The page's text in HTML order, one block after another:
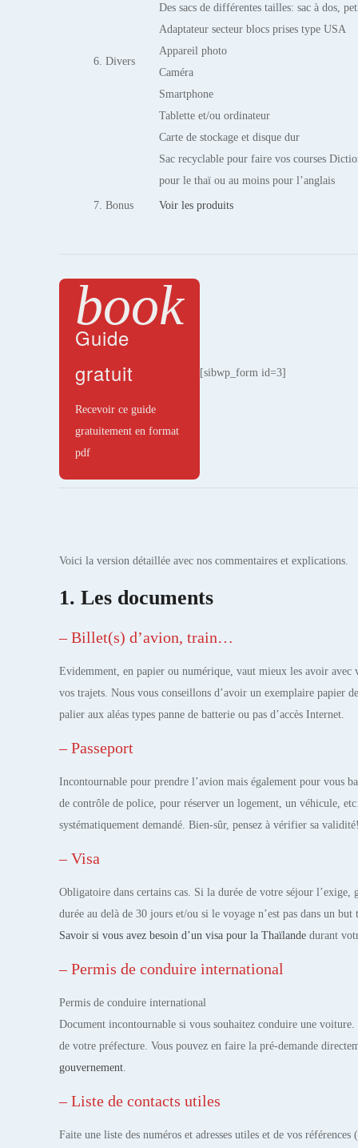
6. Divers
Des sacs de différentes tailles: sac à dos,
Adaptateur secteur blocs prises type USA
Appareil photo
Caméra
Smartphone
Tablette et/ou ordinateur
Carte de stockage et disque dur
Sac recyclable pour faire vos courses
pour le thaï ou au moins pour l’anglais
7. Bonus Voir les produits
book
Guide
gratuit
Recevoir ce guide
gratuitement en format
pdf
[sibwp_form id=3]
Voici la version détaillée avec nos commentaires et explications.
1. Les documents
– Billet(s) d’avion, train…
Evidemment, en papier ou numérique, vaut mieux les avoir avec
vos trajets. Nous vous conseillons d’avoir un exemplaire papier
palier aux aléas types panne de batterie ou pas d’accès Internet.
– Passeport
Incontournable pour prendre l’avion mais également pour vous
de contrôle de police, pour réserver un logement, un véhicule,
systématiquement demandé. Bien-sûr, pensez à vérifier sa
– Visa
Obligatoire dans certains cas. Si la durée de votre séjour l’exige,
durée au delà de 30 jours et/ou si le voyage n’est pas dans un but
Savoir si vous avez besoin d’un visa pour la Thaïlande durant
– Permis de conduire international
Permis de conduire international
Document incontournable si vous souhaitez conduire une voiture.
de votre préfecture. Vous pouvez en faire la pré-demande
gouvernement
– Liste de contacts utiles
Faite une liste des numéros et adresses utiles et de vos références